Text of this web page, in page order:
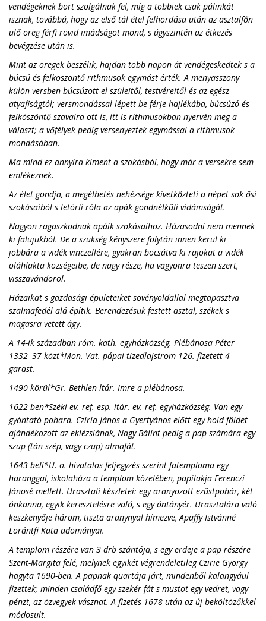
vendégeknek bort szolgálnak fel, míg a többiek csak pálinkát
isznak, továbbá, hogy az első tál étel felhordása után az asztalfőn
ülő öreg férfi rövid imádságot mond, s úgyszintén az étkezés
bevégzése után is.
Mint az öregek beszélik, hajdan több napon át vendégeskedtek s a
búcsú és felköszöntő rithmusok egymást érték. A menyasszony
külön versben búcsúzott el szüleitől, testvéreitől és az egész
atyafiságtól; versmondással lépett be férje hajlékába, búcsúzó és
felköszöntő szavaira ott is, itt is rithmusokban nyervén meg a
választ; a vőfélyek pedig versenyeztek egymással a rithmusok
mondásában.
Ma mind ez annyira kiment a szokásból, hogy már a versekre sem
emlékeznek.
Az élet gondja, a megélhetés nehézsége kivetkőzteti a népet sok ősi
szokásaiból s letörli róla az apák gondnélküli vidámságát.
Nagyon ragaszkodnak apáik szokásaihoz. Házasodni nem mennek
ki falujukból. De a szükség kényszere folytán innen kerül ki
jobbára a vidék vinczellére, gyakran bocsátva ki rajokat a vidék
oláhlakta községeibe, de nagy része, ha vagyonra teszen szert,
visszavándorol.
Házaikat s gazdasági épületeiket sövényoldallal megtapasztva
szalmafedél alá építik. Berendezésük festett asztal, székek s
magasra vetett ágy.
A 14-ik században róm. kath. egyházközség. Plébánosa Péter
1332–37 közt*Mon. Vat. pápai tizedlajstrom 126. fizetett 4
garast.
1490 körül*Gr. Bethlen ltár. Imre a plébánosa.
1622-ben*Széki ev. ref. esp. ltár. ev. ref. egyházközség. Van egy
gyóntató pohara. Cziria János a Gyertyános előtt egy hold földet
ajándékozott az eklézsíának, Nagy Bálint pedig a pap számára egy
szup (tán szép, vagy czup) almafát.
1643-beli*U. o. hivatalos feljegyzés szerint fatemploma egy
haranggal, iskolaháza a templom közelében, papilakja Ferenczi
Jánosé mellett. Urasztali készletei: egy aranyozott ezüstpohár, két
ónkanna, egyik keresztelésre való, s egy óntányér. Urasztalára való
keszkenyője három, tiszta aranynyal hímezve, Apaffy Istvánné
Lorántfi Kata adományai.
A templom részére van 3 drb szántója, s egy erdeje a pap részére
Szent-Margita felé, melynek egyikét végrendeletileg Czirie György
hagyta 1690-ben. A papnak quartája járt, mindenből kalangyául
fizettek; minden családfő egy szekér fát s mustot egy vedret, vagy
pénzt, az özvegyek vásznat. A fizetés 1678 után az új beköltözőkkel
módosult.